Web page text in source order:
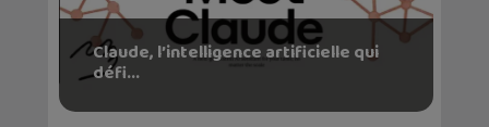
Claude, l’intelligence artificielle qui
défi...